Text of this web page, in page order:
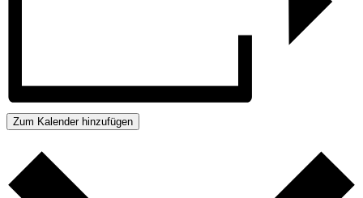
Zum Kalender hinzufügen